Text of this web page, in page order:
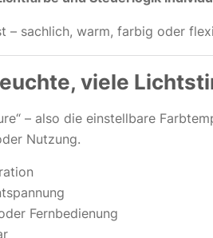
– sachlich, warm, farbig oder
viele
– also die einstellbare
Nutzung.
Fernbedienung